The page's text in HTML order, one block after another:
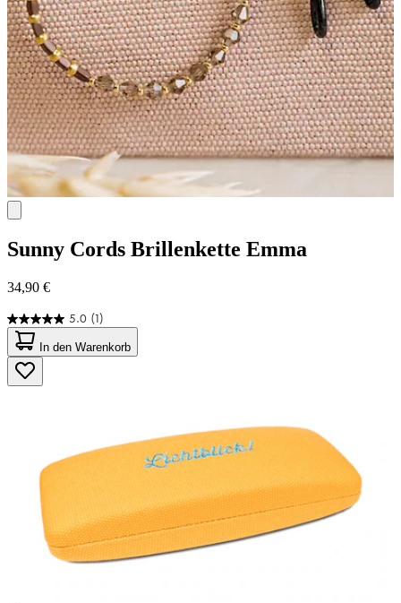
Sunny Cords Brillenkette Emma
34,90 €
5.0 (1)
5.0
von
5
Sternen.
1
In den Warenkorb